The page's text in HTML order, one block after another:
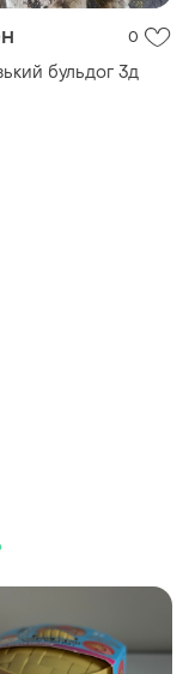
0
бульдог 3д